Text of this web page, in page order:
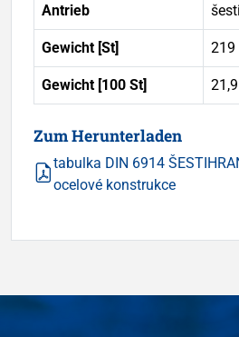
Antrieb
Gewicht [St] 219
Gewicht [100 St]
Zum Herunterladen
tabulka DIN 6914
ocelové konstrukce